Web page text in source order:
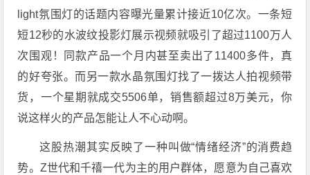
light氛围灯的话题内容曝光量累计接近10亿次。一条短
短12秒的水波纹投影灯展示视频就吸引了超过1100万人
次围观！同款产品一个月内甚至卖出了11400多件，真
的好夸张。而另一款水晶氛围灯找了一拨达人拍视频带
货，一个星期就成交5506单，销售额超过8万美元，你
说这样火的产品怎能让人不心动啊。
这股热潮其实反映了一种叫做“情绪经济”的消费趋
势。Z世代和千禧一代为主的用户群体，愿意为自己喜欢